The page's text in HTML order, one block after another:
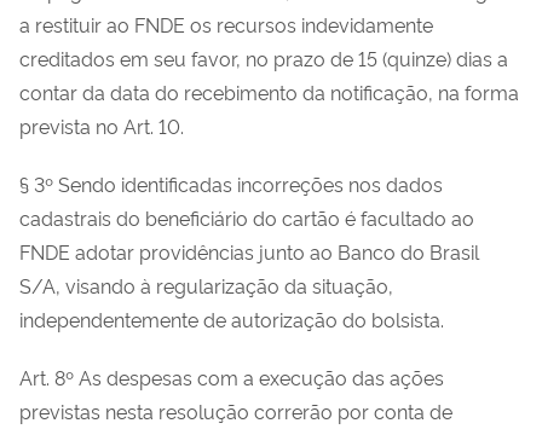
a restituir ao FNDE os recursos indevidamente
creditados em seu favor, no prazo de 15 (quinze) dias a
contar da data do recebimento da notificação, na forma
prevista no Art. 10.
§ 3º Sendo identificadas incorreções nos dados
cadastrais do beneficiário do cartão é facultado ao
FNDE adotar providências junto ao Banco do Brasil
S/A, visando à regularização da situação,
independentemente de autorização do bolsista.
Art. 8º As despesas com a execução das ações
previstas nesta resolução correrão por conta de